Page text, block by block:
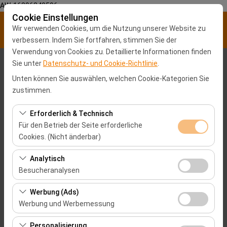
AW-16896840596
Cookie Einstellungen
Wir verwenden Cookies, um die Nutzung unserer Website zu
verbessern. Indem Sie fortfahren, stimmen Sie der
Verwendung von Cookies zu. Detaillierte Informationen finden
Sie unter Datenschutz- und Cookie-Richtlinie
Unten können Sie auswählen, welchen Cookie-Kategorien Sie
zustimmen.
Erforderlich & Technisch
Für den Betrieb der Seite erforderliche
Cookies. (Nicht änderbar)
Diese Cookies sind für das ordnungsgemäße
Funktionieren der Website, die Sicherheit, die
Sitzungsverwaltung und grundlegende Funktionen
erforderlich. Sie können nicht deaktiviert werden.
Analytisch
Besucheranalysen
Diese Cookies ermöglichen es uns, zu analysieren, wie
unsere Website genutzt wird (Besucherzahl,
meistbesuchte Seiten, Nutzerverhalten). Diese Daten
werden verwendet, um die Leistung der Website zu
Werbung (Ads)
Werbung und Werbemessung
Diese Cookies ermöglichen es uns, Ihnen auf Ihre
Abholstation
Malatya Stadtzentrum
Eine andere Rückgabestation auswählen
Abholdatum & Zeit
Rückgabedatum & Zeit